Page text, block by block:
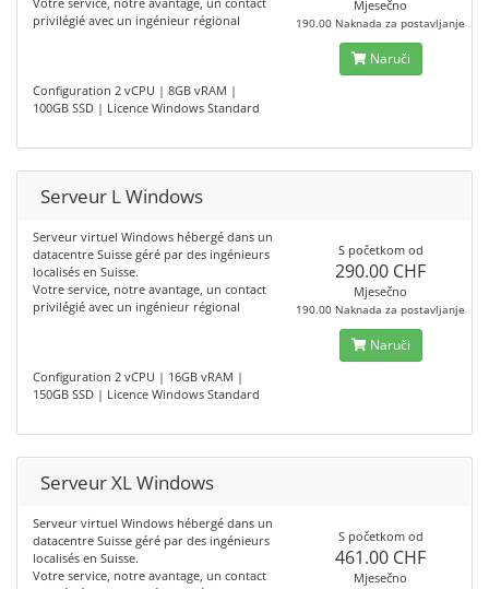
privilégié avec un ingénieur régional
Configuration 2 vCPU | 8GB vRAM |
100GB SSD | Licence Windows Standard
Mjesečno
190.00 Naknada za postavljanje
Naruči
Serveur L Windows
Serveur virtuel Windows hébergé dans un
datacentre Suisse géré par des ingénieurs
localisés en Suisse.
Votre service, notre avantage, un contact
privilégié avec un ingénieur régional
Configuration 2 vCPU | 16GB vRAM |
150GB SSD | Licence Windows Standard
S početkom od
290.00 CHF
Mjesečno
190.00 Naknada za postavljanje
Naruči
Serveur XL Windows
Serveur virtuel Windows hébergé dans un
datacentre Suisse géré par des ingénieurs
localisés en Suisse.
Votre service, notre avantage, un contact
S početkom od
461.00 CHF
Mjesečno